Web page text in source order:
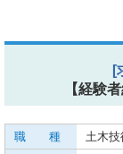
[
【経験
職 種 土木技